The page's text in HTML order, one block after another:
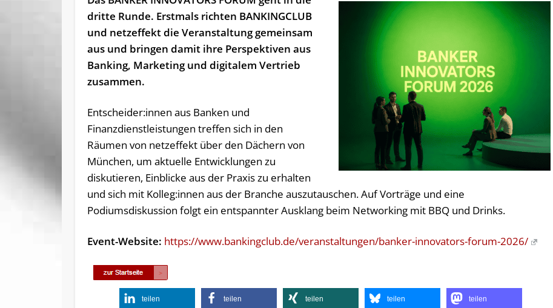
dritte Runde. Erstmals richten BANKINGCLUB
und netzeffekt die Veranstaltung gemeinsam
aus und bringen damit ihre Perspektiven aus
Banking, Marketing und digitalem Vertrieb
zusammen.
Entscheider:innen aus Banken und
Finanzdienstleistungen treffen sich in den
Räumen von netzeffekt über den Dächern von
München, um aktuelle Entwicklungen zu
diskutieren, Einblicke aus der Praxis zu erhalten
und sich mit Kolleg:innen aus der Branche auszutauschen. Auf Vorträge und eine
Podiumsdiskussion folgt ein entspannter Ausklang beim Networking mit BBQ und Drinks.
Event-Website: https://www.bankingclub.de/veranstaltungen/banker-innovators-forum-2026/
teilen teilen teilen teilen teilen